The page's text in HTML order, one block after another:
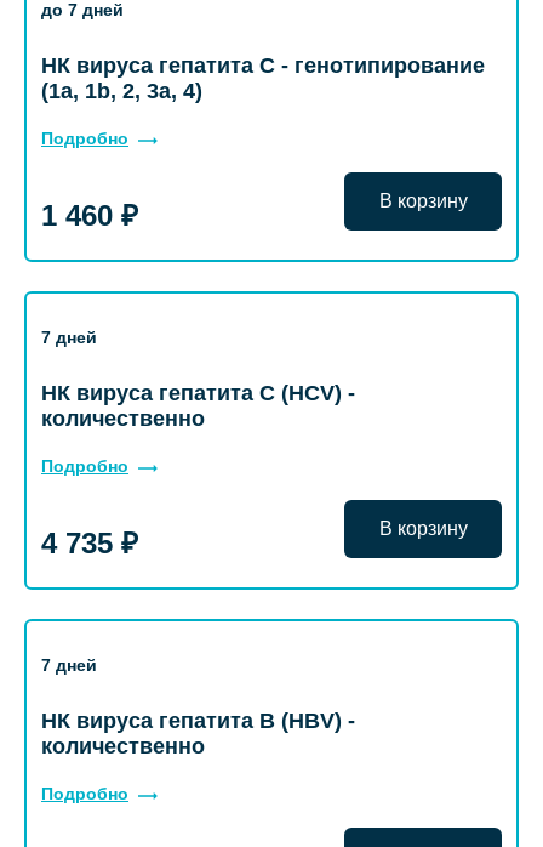
до 7 дней
НК вируса гепатита С - генотипирование
(1a, 1b, 2, 3a, 4)
Подробно
1 460 ₽ В корзину
7 дней
НК вируса гепатита С (HCV) -
количественно
Подробно
4 735 ₽ В корзину
7 дней
НК вируса гепатита В (HBV) -
количественно
Подробно